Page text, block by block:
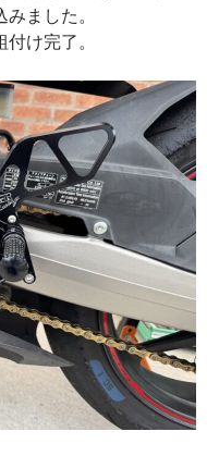
ました。
け完了。